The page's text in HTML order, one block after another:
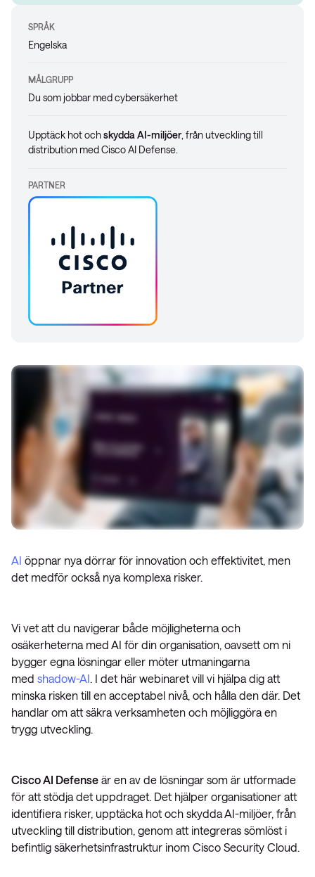
SPRÅK
Engelska
MÅLGRUPP
Du som jobbar med cybersäkerhet
Upptäck hot ochskydda AI-miljöer, från utveckling till
distribution med Cisco AI Defense.
PARTNER
AI öppnar nya dörrar för innovation och effektivitet, men
det medför också nya komplexa risker.
Vi vet att du navigerar både möjligheterna och
osäkerheterna med AI för din organisation, oavsett om ni
bygger egna lösningar eller möter utmaningarna
med shadow-AI . I det här webinaret vill vi hjälpa dig att
minska risken till en acceptabel nivå, och hålla den där. Det
handlar om att säkra verksamheten och möjliggöra en
trygg utveckling.
Cisco AI Defense är en av de lösningar som är utformade
för att stödja det uppdraget. Det hjälper organisationer att
identifiera risker, upptäcka hot och skydda AI-miljöer, från
utveckling till distribution, genom att integreras sömlöst i
befintlig säkerhetsinfrastruktur inom Cisco Security Cloud.